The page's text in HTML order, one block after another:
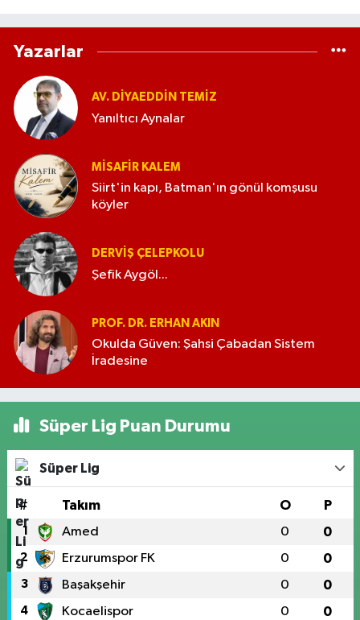
Yazarlar
AV. DIYAEDDIN TEMIZ
Yanıltıcı Aynalar
MISAFIR KALEM
Siirt'in kapı, Batman'ın gönül komşusu
köyler
DERVIŞ ÇELEPKOLU
Şefik Aygöl...
PROF. DR. ERHAN AKIN
Okulda Güven: Şahsi Çabadan Sistem
İradesine
Süper Lig Puan Durumu
Süper Lig
# Takım O P
1 Amed 0 0
2 Erzurumspor FK 0 0
3 Başakşehir 0 0
4 Kocaelispor 0 0